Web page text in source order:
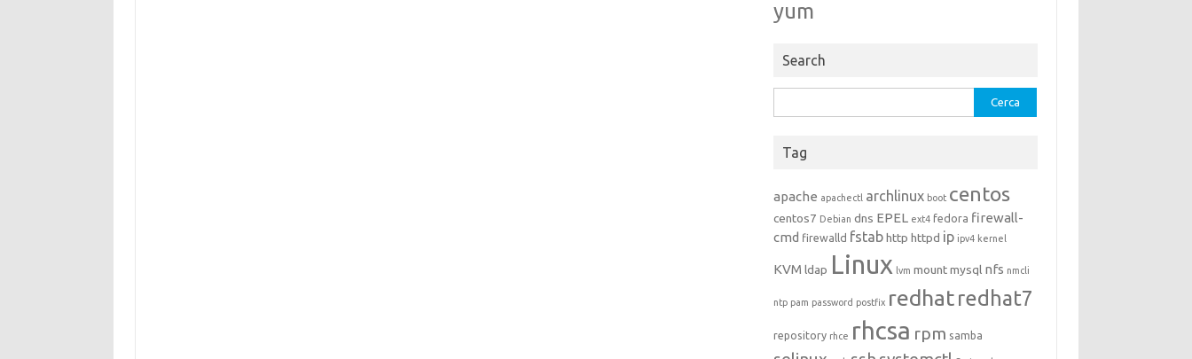
yum
Search
per:
Tag
apache apachectl archlinux boot centos
centos7 Debian dns EPEL ext4 fedora firewall-
cmd firewalld fstab http httpd ip ipv4 kernel
KVM ldap Linux lvm mount mysql nfs nmcli
ntp pam password postfix redhatredhat7
repository rhce rhcsa rpm samba